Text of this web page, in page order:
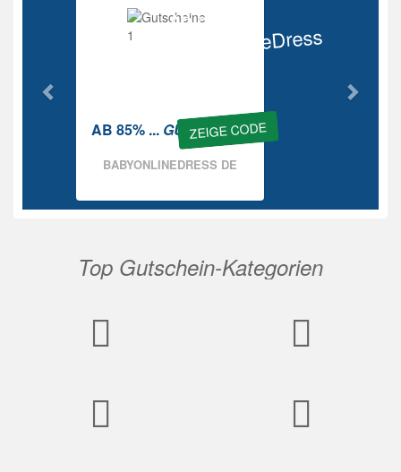
Ab 85%
BabyOnlineDress
ZEIGE CODE
AB 85% ... GUTSCHEIN
BABYONLINEDRESS DE
Top Gutschein-Kategorien